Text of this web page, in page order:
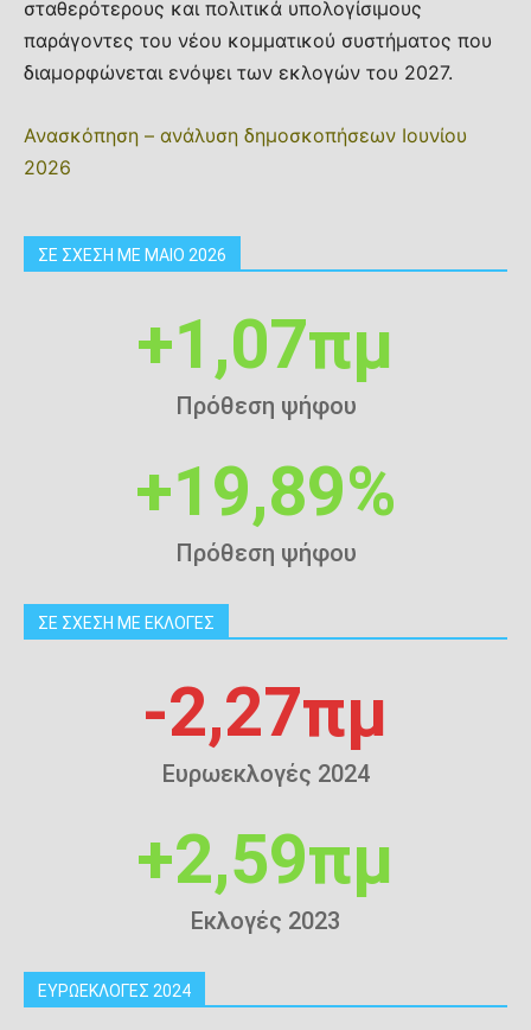
σταθερότερους και πολιτικά υπολογίσιμους
παράγοντες του νέου κομματικού συστήματος που
διαμορφώνεται ενόψει των εκλογών του 2027.
Ανασκόπηση – ανάλυση δημοσκοπήσεων Ιουνίου
2026
ΣΕ ΣΧΕΣΗ ΜΕ ΜΑΙΟ 2026
+1,07πμ
Πρόθεση ψήφου
+19,89%
Πρόθεση ψήφου
ΣΕ ΣΧΕΣΗ ΜΕ ΕΚΛΟΓΕΣ
-2,27πμ
Ευρωεκλογές 2024
+2,59πμ
Εκλογές 2023
ΕΥΡΩΕΚΛΟΓΕΣ 2024